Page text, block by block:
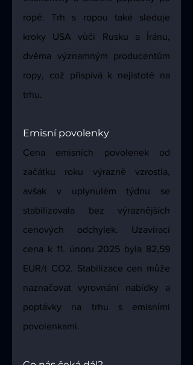
ropě. Trh s ropou také sleduje
kroky USA vůči Rusku a Íránu,
dvěma významným producentům
ropy, což přispívá k nejistotě na
trhu.
Emisní povolenky
Cena emisních povolenek od
začátku roku výrazně vzrostla,
avšak v uplynulém týdnu se
stabilizovala bez výraznějších
cenových odchylek. Uzavírací
cena k 11. únoru 2025 byla 82,59
EUR/t CO2. Stabilizace cen může
naznačovat vyrovnání nabídky a
poptávky na trhu s emisními
povolenkami.